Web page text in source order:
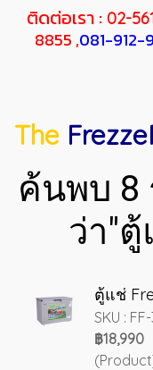
ติดต่อเรา : 02-
8855 ,081-912-
The
ค้นพบ 8
ว่า"
ตู้แช่
SKU :
฿18,990